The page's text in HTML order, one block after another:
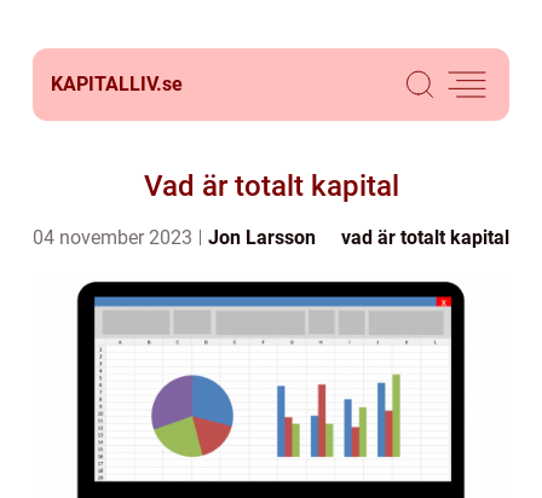
KAPITALLIV.se
Vad är totalt kapital
04 november 2023 Jon Larsson vad är totalt kapital